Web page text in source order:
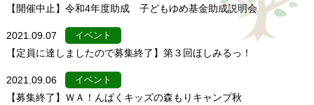
【開催中止】令和4年度助成 子どもゆめ基金助成説明会
2021.09.07 イベント
【定員に達しましたので募集終了】第３回ほしみるっ！
2021.09.06 イベント
【募集終了】ＷＡ！んぱくキッズの森もりキャンプ秋